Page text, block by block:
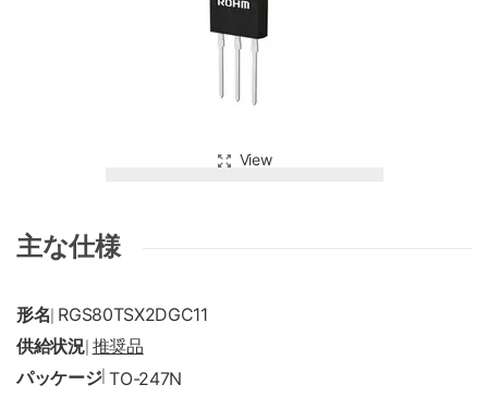
View
主な仕様
形名 RGS80TSX2DGC11
供給状況| 推奨品
パッケージ|TO-247N